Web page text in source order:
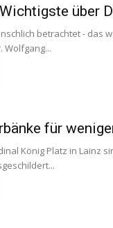
über
betrachtet - das
Wolfgang...
für
König Platz in Lainz